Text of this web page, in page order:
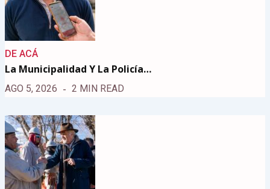
DE ACÁ
La Municipalidad Y La Policía…
AGO 5, 2026 2 MIN READ